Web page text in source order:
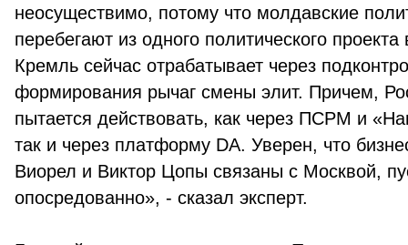
неосуществимо, потому что молдавские
перебегают из одного политического проекта
Кремль сейчас отрабатывает через
формирования рычаг смены элит. Причем,
пытается действовать, как через ПСРМ и
так и через платформу DA. Уверен, что
Виорел и Виктор Цопы связаны с Москвой,
опосредованно», - сказал эксперт.